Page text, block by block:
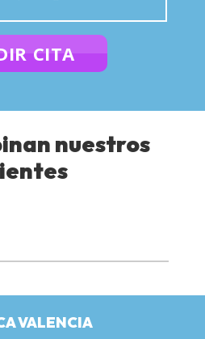
nuestros
VALENCIA